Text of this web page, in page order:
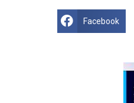
Facebook